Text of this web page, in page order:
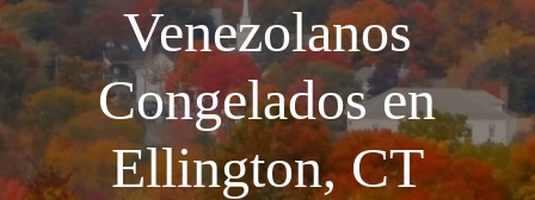
Venezolanos
Congelados en
Ellington, CT